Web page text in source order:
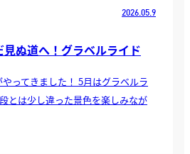
2026.05.9
ぬ道へ！グラベルライド
ってきました！ 5月はグラベルラ
とは少し違った景色を楽しみなが